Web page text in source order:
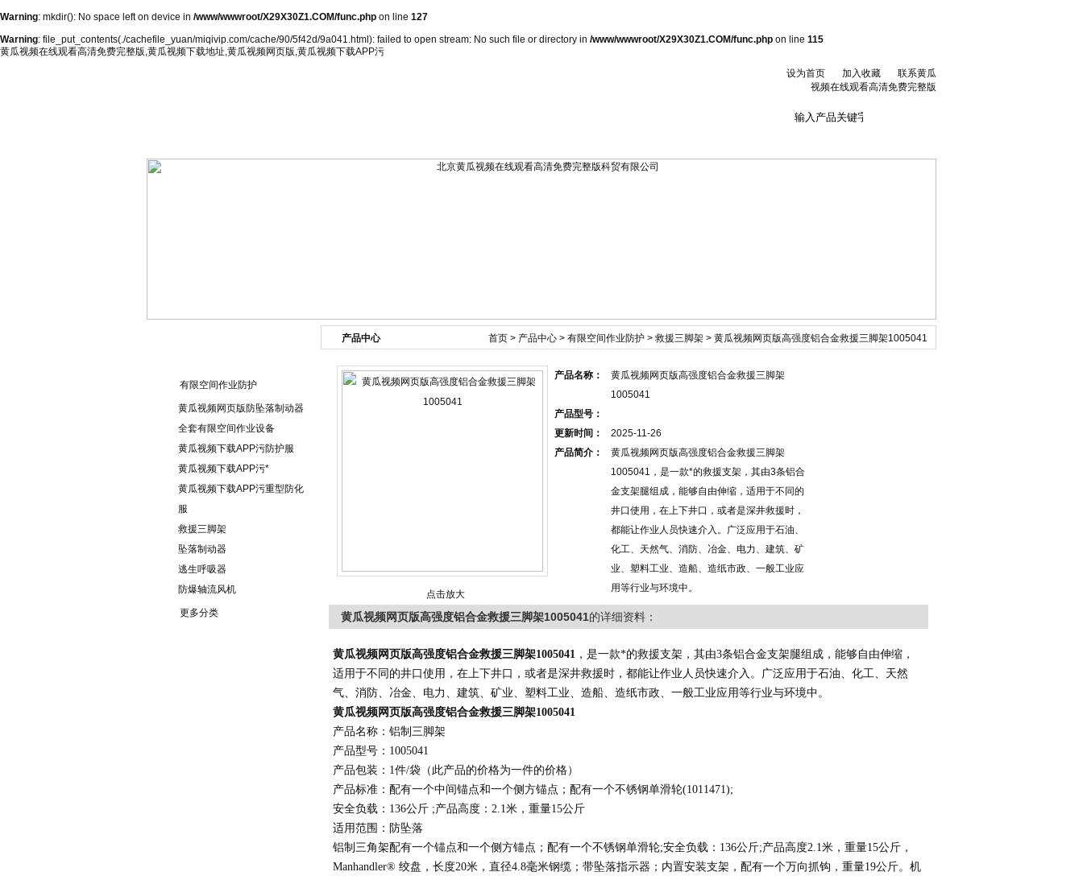
Warning: mkdir(): No space left on device in /www/wwwroot/X29X30Z1.COM/func.php on line 127
Warning: file_put_contents(./cachefile_yuan/miqivip.com/cache/90/5f42d/9a041.html): failed to open stream: No such file or directory in /www/wwwroot/X29X30Z1.COM/func.php on line 115
黄瓜视频在线观看高清免费完整版,黄瓜视频下载地址,黄瓜视频网页版,黄瓜视频下载APP污
设为首页
加入收藏
联系黄瓜
视频在线观看高清免费完整版
有限空间作业防护
黄瓜视频网页版防坠落制动器
全套有限空间作业设备
黄瓜视频下载APP污防护服
黄瓜视频下载APP污*
黄瓜视频下载APP污重型防化
服
救援三脚架
坠落制动器
逃生呼吸器
防爆轴流风机
更多分类
首页 > 产品中心 > 有限空间作业防护 > 救援三脚架 > 黄瓜视频网页版高强度铝合金救援三脚架1005041
产品中心
点击放大
产品名称：
黄瓜视频网页版高强度铝合金救援三脚架
1005041
产品型号：
更新时间：
2025-11-26
产品简介：
黄瓜视频网页版高强度铝合金救援三脚架
1005041，是一款*的救援支架，其由3条铝合
金支架腿组成，能够自由伸缩，适用于不同的
井口使用，在上下井口，或者是深井救援时，
都能让作业人员快速介入。广泛应用于石油、
化工、天然气、消防、冶金、电力、建筑、矿
业、塑料工业、造船、造纸市政、一般工业应
用等行业与环境中。
黄瓜视频网页版高强度铝合金救援三脚架1005041的详细资料：
黄瓜视频网页版高强度铝合金救援三脚架1005041 ， 是一款*的救援支架，其由3条铝合金支架腿组成，能够自由伸缩，
适用于不同的井口使用， 在上下井口，或者是深井救援时，都能让作业人员快速介入。 广泛应用于石油、化工、天然
气、消防、冶金、电力、建筑、矿业、塑料工业、造船、造纸市政、一般工业应用等行业与环境中。
黄瓜视频网页版高强度铝合金救援三脚架1005041
产品名称：铝制三脚架
产品型号：1005041
产品包装：1件/袋（此产品的价格为一件的价格）
产品标准：配有一个中间锚点和一个侧方锚点；配有一个不锈钢单滑轮(1011471);
安全负载：136公斤 ;产品高度：2.1米，重量15公斤
适用范围：防坠落
铝制三角架配有一个锚点和一个侧方锚点；配有一个不锈钢单滑轮;安全负载：136公斤;产品高度2.1米，重量15公斤 ，
Manhandler® 绞盘，长度20米，直径4.8毫米钢缆；带坠落指示器；内置安装支架，配有一个万向抓钩，重量19公斤。 机